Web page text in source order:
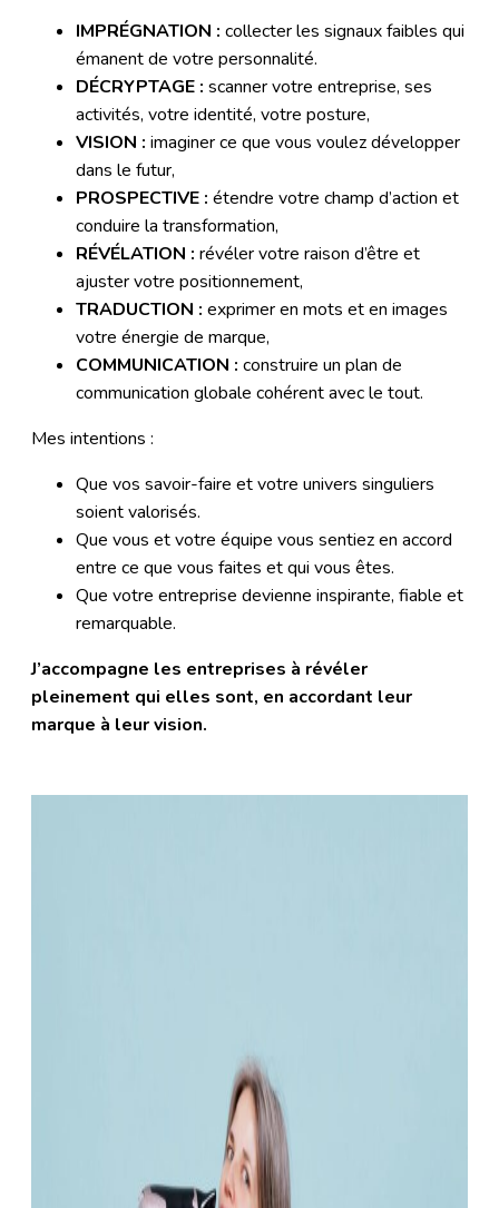
IMPRÉGNATION : collecter les signaux faibles qui
émanent de votre personnalité.
DÉCRYPTAGE : scanner votre entreprise, ses
activités, votre identité, votre posture,
VISION : imaginer ce que vous voulez développer
dans le futur,
PROSPECTIVE : étendre votre champ d’action et
conduire la transformation,
RÉVÉLATION : révéler votre raison d’être et
ajuster votre positionnement,
TRADUCTION : exprimer en mots et en images
votre énergie de marque,
COMMUNICATION : construire un plan de
communication globale cohérent avec le tout.
Mes intentions :
Que vos savoir-faire et votre univers singuliers
soient valorisés.
Que vous et votre équipe vous sentiez en accord
entre ce que vous faites et qui vous êtes.
Que votre entreprise devienne inspirante, fiable et
remarquable.
J’accompagne les entreprises à révéler
pleinement qui elles sont, en accordant leur
marque à leur vision.